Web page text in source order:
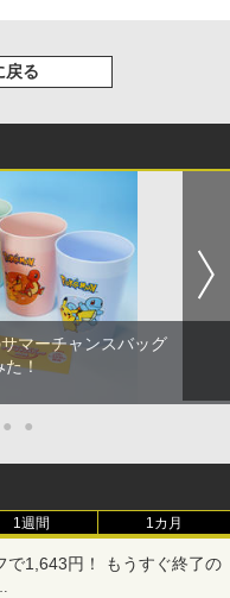
戻る
マーチャンスバッグ
た！
● ●
1週間 1カ月
で1,643円！ もうすぐ終了の